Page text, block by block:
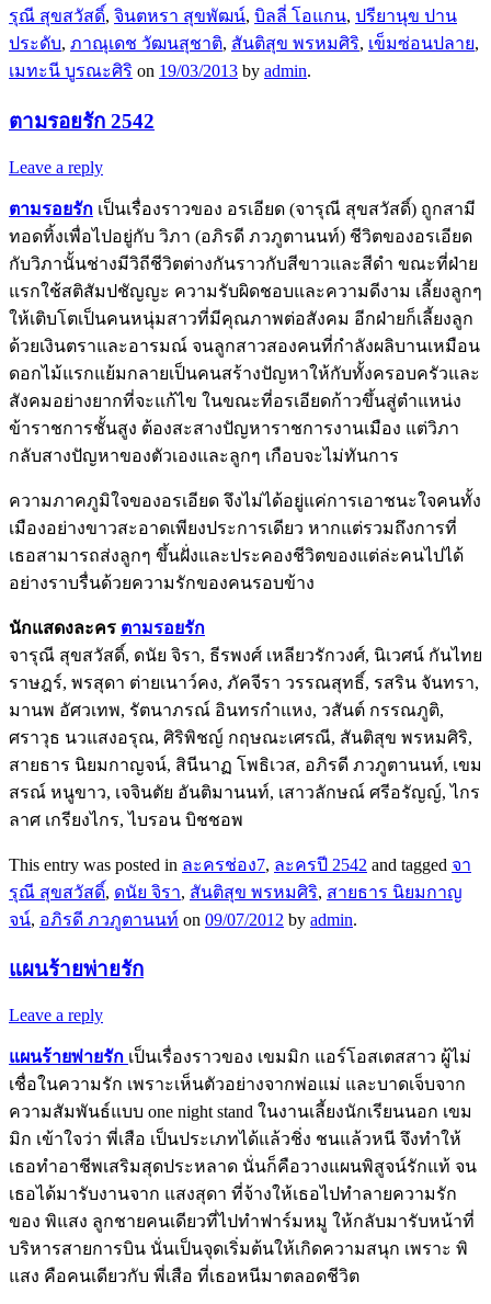
รุณี สุขสวัสดิ์, จินตหรา สุขพัฒน์, บิลลี่ โอแกน, ปรียานุข ปาน
ประดับ, ภาณุเดช วัฒนสุชาติ, สันติสุข พรหมศิริ, เข็มซ่อนปลาย,
เมทะนี บูรณะศิริ on 19/03/2013 by admin.
ตามรอยรัก 2542
Leave a reply
ตามรอยรัก เป็นเรื่องราวของ อรเอียด (จารุณี สุขสวัสดิ์) ถูกสามี
ทอดทิ้งเพื่อไปอยู่กับ วิภา (อภิรดี ภวภูตานนท์) ชีวิตของอรเอียด
กับวิภานั้นช่างมีวิถีชีวิตต่างกันราวกับสีขาวและสีดำ ขณะที่ฝ่าย
แรกใช้สติสัมปชัญญะ ความรับผิดชอบและความดีงาม เลี้ยงลูกๆ
ให้เติบโตเป็นคนหนุ่มสาวที่มีคุณภาพต่อสังคม อีกฝ่ายก็เลี้ยงลูก
ด้วยเงินตราและอารมณ์ จนลูกสาวสองคนที่กำลังผลิบานเหมือน
ดอกไม้แรกแย้มกลายเป็นคนสร้างปัญหาให้กับทั้งครอบครัวและ
สังคมอย่างยากที่จะแก้ไข ในขณะที่อรเอียดก้าวขึ้นสู่ตำแหน่ง
ข้าราชการชั้นสูง ต้องสะสางปัญหาราชการงานเมือง แต่วิภา
กลับสางปัญหาของตัวเองและลูกๆ เกือบจะไม่ทันการ
ความภาคภูมิใจของอรเอียด จึงไม่ได้อยู่แค่การเอาชนะใจคนทั้ง
เมืองอย่างขาวสะอาดเพียงประการเดียว หากแต่รวมถึงการที่
เธอสามารถส่งลูกๆ ขึ้นฝั่งและประคองชีวิตของแต่ล่ะคนไปได้
อย่างราบรื่นด้วยความรักของคนรอบข้าง
นักแสดงละคร ตามรอยรัก
จารุณี สุขสวัสดิ์, ดนัย จิรา, ธีรพงศ์ เหลียวรักวงศ์, นิเวศน์ กันไทย
ราษฎร์, พรสุดา ต่ายเนาว์คง, ภัคจีรา วรรณสุทธิ์, รสริน จันทรา,
มานพ อัศวเทพ, รัตนาภรณ์ อินทรกำแหง, วสันต์ กรรณภูติ,
ศราวุธ นวแสงอรุณ, ศิริพิชญ์ กฤษณะเศรณี, สันติสุข พรหมศิริ,
สายธาร นิยมกาญจน์, สินีนาฏ โพธิเวส, อภิรดี ภวภูตานนท์, เขม
สรณ์ หนูขาว, เจจินตัย อันติมานนท์, เสาวลักษณ์ ศรีอรัญญ์, ไกร
ลาศ เกรียงไกร, ไบรอน บิชชอพ
This entry was posted in ละครช่อง7, ละครปี 2542 and tagged จา
รุณี สุขสวัสดิ์, ดนัย จิรา, สันติสุข พรหมศิริ, สายธาร นิยมกาญ
จน์, อภิรดี ภวภูตานนท์ on 09/07/2012 by admin.
แผนร้ายพ่ายรัก
Leave a reply
แผนร้ายพ่ายรัก เป็นเรื่องราวของ เขมมิก แอร์โอสเตสสาว ผู้ไม่
เชื่อในความรัก เพราะเห็นตัวอย่างจากพ่อแม่ และบาดเจ็บจาก
ความสัมพันธ์แบบ one night stand ในงานเลี้ยงนักเรียนนอก เขม
มิก เข้าใจว่า พี่เสือ เป็นประเภทได้แล้วชิ่ง ชนแล้วหนี จึงทำให้
เธอทำอาชีพเสริมสุดประหลาด นั่นก็คือวางแผนพิสูจน์รักแท้ จน
เธอได้มารับงานจาก แสงสุดา ที่จ้างให้เธอไปทำลายความรัก
ของ พิแสง ลูกชายคนเดียวที่ไปทำฟาร์มหมู ให้กลับมารับหน้าที่
บริหารสายการบิน นั่นเป็นจุดเริ่มต้นให้เกิดความสนุก เพราะ พิ
แสง คือคนเดียวกับ พี่เสือ ที่เธอหนีมาตลอดชีวิต